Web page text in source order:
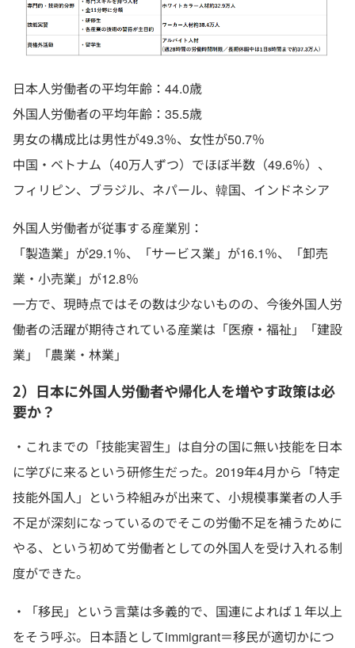
日本人労働者の平均年齢：44.0歳
外国人労働者の平均年齢：35.5歳
男女の構成比は男性が49.3％、女性が50.7％
中国・ベトナム（40万人ずつ）でほぼ半数（49.6％）、
フィリピン、ブラジル、ネパール、韓国、インドネシア
外国人労働者が従事する産業別：
「製造業」が29.1％、「サービス業」が16.1％、「卸売
業・小売業」が12.8％
一方で、現時点ではその数は少ないものの、今後外国人労
働者の活躍が期待されている産業は「医療・福祉」「建設
業」「農業・林業」
2）日本に外国人労働者や帰化人を増やす政策は必
要か？
・これまでの「技能実習生」は自分の国に無い技能を日本
に学びに来るという研修生だった。2019年4月から「特定
技能外国人」という枠組みが出来て、小規模事業者の人手
不足が深刻になっているのでそこの労働不足を補うために
やる、という初めて労働者としての外国人を受け入れる制
度ができた。
・「移民」という言葉は多義的で、国連によれば１年以上
をそう呼ぶ。日本語としてimmigrant＝移民が適切かにつ